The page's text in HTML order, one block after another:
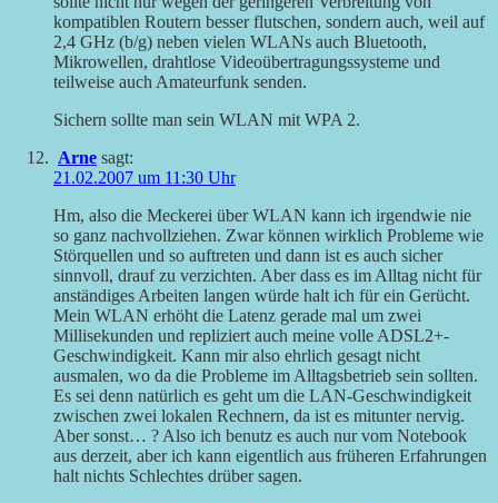
kompatiblen Routern besser flutschen, sondern auch, weil auf
2,4 GHz (b/g) neben vielen WLANs auch Bluetooth,
Mikrowellen, drahtlose Videoübertragungssysteme und
teilweise auch Amateurfunk senden.
Sichern sollte man sein WLAN mit WPA 2.
Arne sagt:
21.02.2007 um 11:30 Uhr
Hm, also die Meckerei über WLAN kann ich irgendwie nie
so ganz nachvollziehen. Zwar können wirklich Probleme wie
Störquellen und so auftreten und dann ist es auch sicher
sinnvoll, drauf zu verzichten. Aber dass es im Alltag nicht für
anständiges Arbeiten langen würde halt ich für ein Gerücht.
Mein WLAN erhöht die Latenz gerade mal um zwei
Millisekunden und repliziert auch meine volle ADSL2+-
Geschwindigkeit. Kann mir also ehrlich gesagt nicht
ausmalen, wo da die Probleme im Alltagsbetrieb sein sollten.
Es sei denn natürlich es geht um die LAN-Geschwindigkeit
zwischen zwei lokalen Rechnern, da ist es mitunter nervig.
Aber sonst… ? Also ich benutz es auch nur vom Notebook
aus derzeit, aber ich kann eigentlich aus früheren Erfahrungen
halt nichts Schlechtes drüber sagen.